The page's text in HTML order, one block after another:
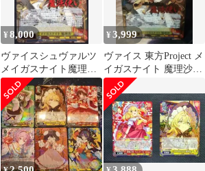
¥8,000
ヴァイスシュヴァルツ
メイガスナイト魔理沙
SR
¥3,999
ヴァイス 東方Project メ
イガスナイト 魔理沙
SR ★3